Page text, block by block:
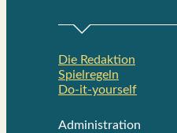
Die Redak­ti­on
Spiel­re­geln
Do-it-your­s­elf
Admi­nis­tra­ti­on